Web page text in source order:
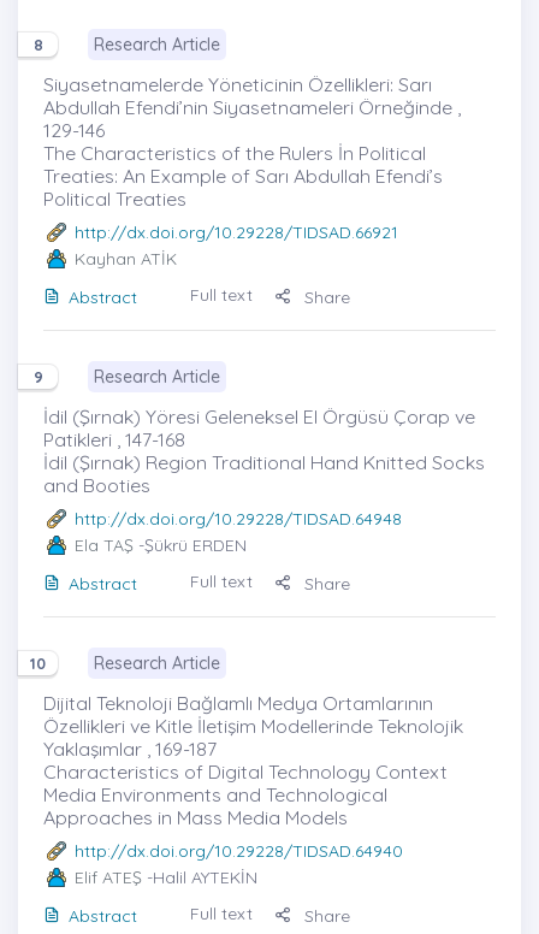
8 Research Article
Siyasetnamelerde Yöneticinin Özellikleri: Sarı
Abdullah Efendi’nin Siyasetnameleri Örneğinde ,
129-146
The Characteristics of the Rulers İn Political
Treaties: An Example of Sarı Abdullah Efendi’s
Political Treaties
http://dx.doi.org/10.29228/TIDSAD.66921
Kayhan ATİK
Abstract
Full text Share
9 Research Article
İdil (Şırnak) Yöresi Geleneksel El Örgüsü Çorap ve
Patikleri , 147-168
İdil (Şırnak) Region Traditional Hand Knitted Socks
and Booties
http://dx.doi.org/10.29228/TIDSAD.64948
Ela TAŞ -Şükrü ERDEN
Abstract
Full text Share
10 Research Article
Dijital Teknoloji Bağlamlı Medya Ortamlarının
Özellikleri ve Kitle İletişim Modellerinde Teknolojik
Yaklaşımlar , 169-187
Characteristics of Digital Technology Context
Media Environments and Technological
Approaches in Mass Media Models
http://dx.doi.org/10.29228/TIDSAD.64940
Elif ATEŞ -Halil AYTEKİN
Abstract
Full text Share